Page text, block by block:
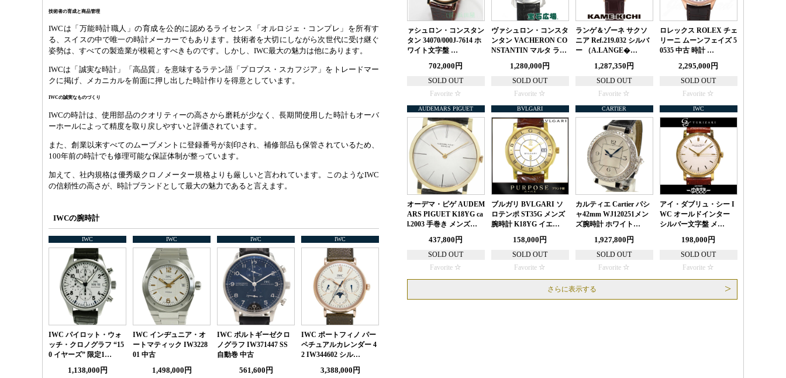
技術者の育成と商品管理
IWCは「万能時計職人」の育成を公的に認めるライセンス「オルロジェ・コンプレ」を所有す
る、スイスの中で唯一の時計メーカーでもあります。技術者を大切にしながら次世代に受け継ぐ
姿勢は、すべての製造業が模範とすべきものです。しかし、IWC最大の魅力は他にあります。
IWCは「誠実な時計」「高品質」を意味するラテン語「プロブス・スカフジア」をトレードマー
クに掲げ、メカニカルを前面に押し出した時計作りを得意としています。
IWCの誠実なものづくり
IWCの時計は、使用部品のクオリティーの高さから磨耗が少なく、長期間使用した時計もオーバ
ーホールによって精度を取り戻しやすいと評価されています。
また、創業以来すべてのムーブメントに登録番号が刻印され、補修部品も保管されているため、
100年前の時計でも修理可能な保証体制が整っています。
加えて、社内規格は優秀級クロノメーター規格よりも厳しいと言われています。このようなIWC
の信頼性の高さが、時計ブランドとして最大の魅力であると言えます。
IWCの腕時計
IWC
IWC パイロット・ウォ
ッチ・クロノグラフ “15
0 イヤーズ” 限定1…
1,138,000円
IWC
IWC インヂュニア・オ
ートマティック IW3228
01 中古
1,498,000円
IWC
IWC ポルトギーゼクロ
ノグラフ IW371447 SS
自動巻 中古
561,600円
IWC
IWC ポートフィノ パー
ペチュアルカレンダー 4
2 IW344602 シル…
3,388,000円
ァシュロン・コンスタン
タン 34070/000J-7614 ホ
ワイト文字盤 …
702,000円
SOLD OUT
Favorite
ヴァシュロン・コンスタ
ンタン VACHERON CO
NSTANTIN マルタ ラ…
1,280,000円
SOLD OUT
Favorite
ランゲ＆ゾーネ サクソ
ニア Ref.219.032 シルバ
ー （A.LANGE�…
1,287,350円
SOLD OUT
Favorite
ロレックス ROLEX チェ
リーニ ムーンフェイズ 5
0535 中古 時計 …
2,295,000円
SOLD OUT
Favorite
AUDEMARS PIGUET
オーデマ・ピゲ AUDEM
ARS PIGUET K18YG ca
l.2003 手巻き メンズ…
437,800円
SOLD OUT
Favorite
BVLGARI
ブルガリ BVLGARI ソ
ロテンポ ST35G メンズ
腕時計 K18YG イエ…
158,000円
SOLD OUT
Favorite
CARTIER
カルティエ Cartier パシ
ャ42mm WJ120251メン
ズ腕時計 ホワイト…
1,927,800円
SOLD OUT
Favorite
IWC
アイ・ダブリュ・シー I
WC オールドインター
シルバー文字盤 メ…
198,000円
SOLD OUT
Favorite
さらに表示する